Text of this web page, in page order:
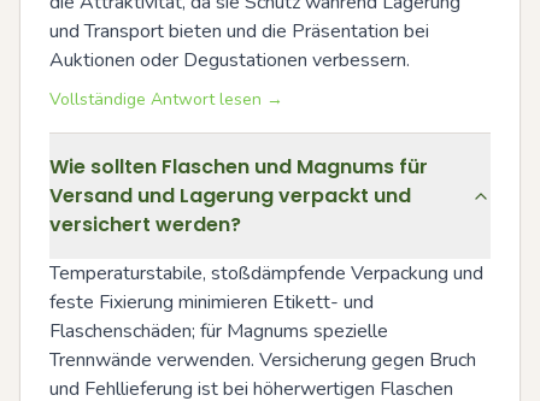
und Transport bieten und die Präsentation bei
Auktionen oder Degustationen verbessern.
Vollständige Antwort lesen →
Wie sollten Flaschen und Magnums für
Versand und Lagerung verpackt und
versichert werden?
Temperaturstabile, stoßdämpfende Verpackung und
feste Fixierung minimieren Etikett- und
Flaschenschäden; für Magnums spezielle
Trennwände verwenden. Versicherung gegen Bruch
und Fehllieferung ist bei höherwertigen Flaschen